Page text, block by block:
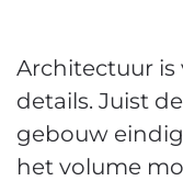
Architectuur is
details. Juist
gebouw
het volume